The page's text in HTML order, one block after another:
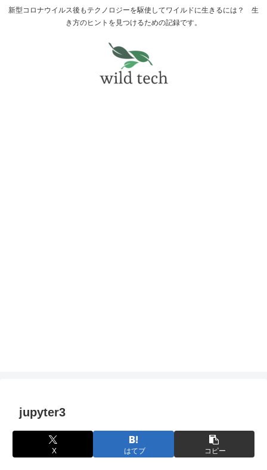
新型コロナウイルス後もテクノロジーを駆使してワイルドに生きるには？ 生
き方のヒントを見つけるための記録です。
jupyter3
X はてブ コピー